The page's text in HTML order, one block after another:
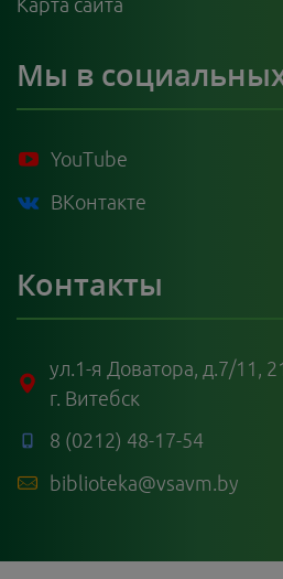
Мы в
YouTube
ВКонтакте
Контакты
ул.1-я Доватора, д.7/11,
г. Витебск
8 (0212) 48-17-54
biblioteka@vsavm.by